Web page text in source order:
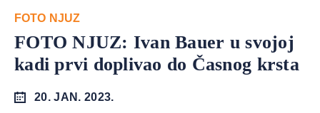
FOTO NJUZ
FOTO NJUZ: Ivan Bauer u svojoj
kadi prvi doplivao do Časnog krsta
20. JAN. 2023.